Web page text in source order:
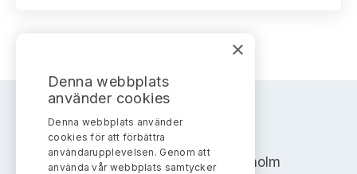
AKTIEMARKNADSNÄMNDEN
Address: Box 7354, 103 90 Stockholm
×
Denna webbplats
använder cookies
Denna webbplats använder
cookies för att förbättra
användarupplevelsen. Genom att
använda vår webbplats samtycker